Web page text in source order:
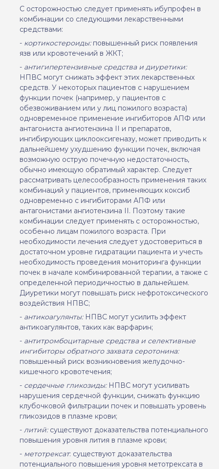
С осторожностью следует применять ибупрофен в
комбинации со следующими лекарственными
средствами:
- кортикостероиды:повышенный риск появления
язв или кровотечений в ЖКТ;
- антигипертензивные средства и диуретики:
НПВС могут снижать эффект этих лекарственных
средств. У некоторых пациентов с нарушением
функции почек (например, у пациентов с
обезвоживанием или у лиц пожилого возраста)
одновременное применение ингибиторов АПФ или
антагониста ангиотензина II и препаратов,
ингибирующих циклооксигеназу, может приводить к
дальнейшему ухудшению функции почек, включая
возможную острую почечную недостаточность,
обычно имеющую обратимый характер. Следует
рассматривать целесообразность применения таких
комбинаций у пациентов, применяющих коксиб
одновременно с ингибиторами АПФ или
антагонистами ангиотензина II. Поэтому такие
комбинации следует применять с осторожностью,
особенно лицам пожилого возраста. При
необходимости лечения следует удостовериться в
достаточном уровне гидратации пациента и учесть
необходимость проведения мониторинга функции
почек в начале комбинированной терапии, а также с
определенной периодичностью в дальнейшем.
Диуретики могут повышать риск нефротоксического
воздействия НПВС;
- антикоагулянты: НПВС могут усилить эффект
антикоагулянтов, таких как варфарин;
- антитромбоцитарные средства и селективные
ингибиторы обратного захвата серотонина:
повышенный риск возникновения желудочно-
кишечного кровотечения;
- сердечные гликозиды:НПВС могут усиливать
нарушения сердечной функции, снижать функцию
клубочковой фильтрации почек и повышать уровень
гликозидов в плазме крови;
- литий:существуют доказательства потенциального
повышения уровня лития в плазме крови;
- метотрексат: существуют доказательства
потенциального повышения уровня метотрексата в